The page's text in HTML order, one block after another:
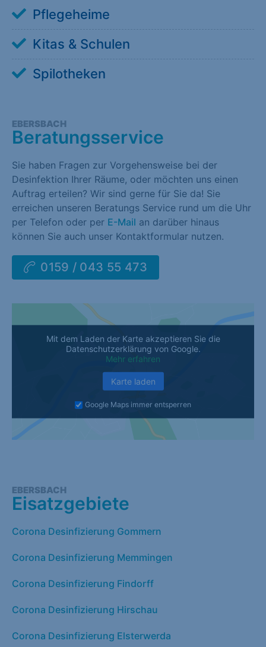
Pflegeheime
Kitas & Schulen
Spilotheken
EBERSBACH
Beratungsservice
Sie haben Fragen zur Vorgehensweise bei der
Desinfektion Ihrer Räume, oder möchten uns einen
Auftrag erteilen? Wir sind gerne für Sie da! Sie
erreichen unseren Beratungs Service rund um die Uhr
per Telefon oder per E-Mail an darüber hinaus
können Sie auch unser Kontaktformular nutzen.
0159 / 043 55 473
Mit dem Laden der Karte akzeptieren Sie die
Datenschutzerklärung von Google.
Mehr erfahren
Karte laden
Google Maps immer entsperren
EBERSBACH
Eisatzgebiete
Corona Desinfizierung Gommern
Corona Desinfizierung Memmingen
Corona Desinfizierung Findorff
Corona Desinfizierung Hirschau
Corona Desinfizierung Elsterwerda